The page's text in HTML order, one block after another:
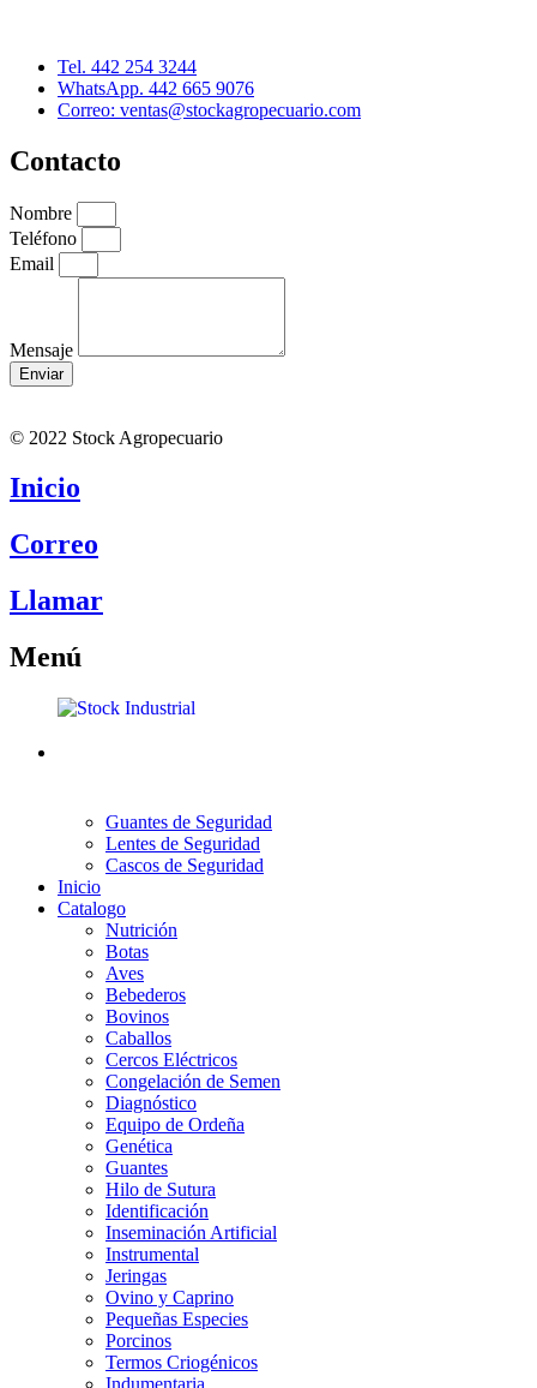
Tel. 442 254 3244
WhatsApp. 442 665 9076
Correo: ventas@stockagropecuario.com
Contacto
Nombre
Teléfono
Email
Mensaje
Enviar
© 2022 Stock Agropecuario
Inicio
Correo
Llamar
Menú
Guantes de Seguridad
Lentes de Seguridad
Cascos de Seguridad
Inicio
Catalogo
Nutrición
Botas
Aves
Bebederos
Bovinos
Caballos
Cercos Eléctricos
Congelación de Semen
Diagnóstico
Equipo de Ordeña
Genética
Guantes
Hilo de Sutura
Identificación
Inseminación Artificial
Instrumental
Jeringas
Ovino y Caprino
Pequeñas Especies
Porcinos
Termos Criogénicos
Indumentaria